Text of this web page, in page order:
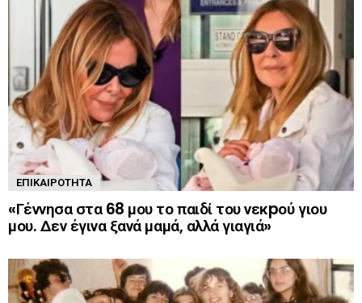
ΕΠΙΚΑΙΡΌΤΗΤΑ
«Γέννησα στα 68 μου το παιδί του νεκpού γιου
μου. Δεν έγινα ξανά μαμά, αλλά γιαγιά»